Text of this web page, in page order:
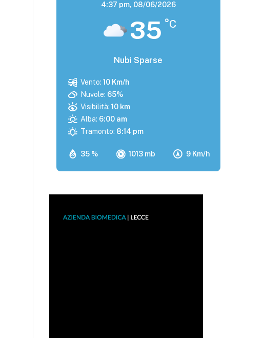
4:37 pm, 08/06/2026
35 °C
Nubi Sparse
35 % 1013 mb 9 Km/h
Vento: 10 Km/h
Nuvole: 65%
Visibilità: 10 km
Alba: 6:00 am
Tramonto: 8:14 pm